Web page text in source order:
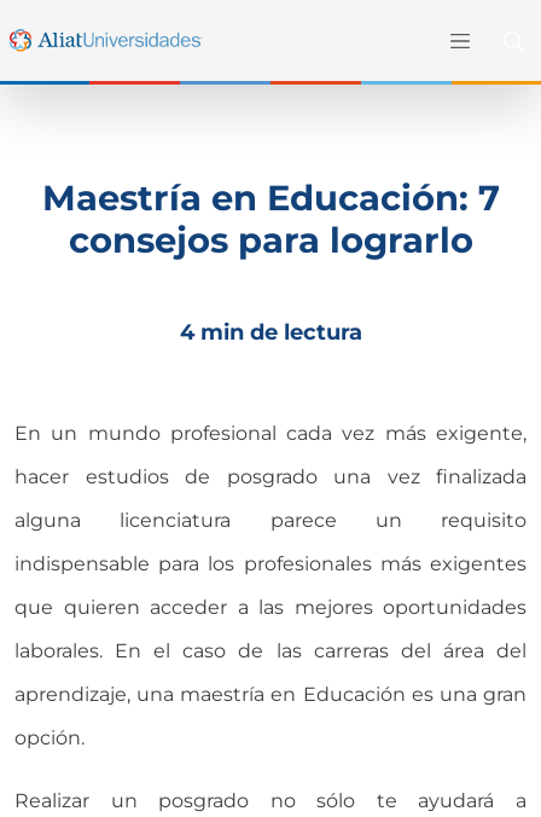
Maestría en Educación: 7
consejos para lograrlo
4 min de lectura
En un mundo profesional cada vez más exigente,
hacer estudios de posgrado una vez finalizada
alguna licenciatura parece un requisito
indispensable para los profesionales más exigentes
que quieren acceder a las mejores oportunidades
laborales. En el caso de las carreras del área del
aprendizaje, una maestría en Educación es una gran
opción.
Realizar un posgrado no sólo te ayudará a